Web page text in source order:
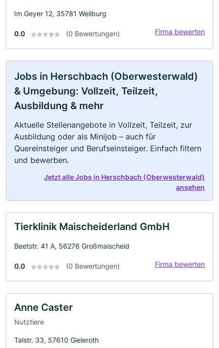
Im Geyer 12, 35781 Weilburg
0.0 (0 Bewertungen) Firma bewerten
Jobs in Herschbach (Oberwesterwald)
& Umgebung: Vollzeit, Teilzeit,
Ausbildung & mehr
Aktuelle Stellenangebote in Vollzeit, Teilzeit, zur
Ausbildung oder als Minijob – auch für
Quereinsteiger und Berufseinsteiger. Einfach filtern
und bewerben.
Jetzt alle Jobs in Herschbach (Oberwesterwald)
ansehen
Tierklinik Maischeiderland GmbH
Beetstr. 41 A, 56276 Großmaischeid
0.0 (0 Bewertungen) Firma bewerten
Anne Caster
Nutztiere
Talstr. 33, 57610 Gieleroth